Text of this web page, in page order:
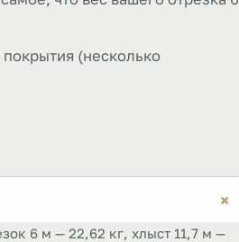
(несколько
+
6 м — 22,62 кг, хлыст 11,7 м —